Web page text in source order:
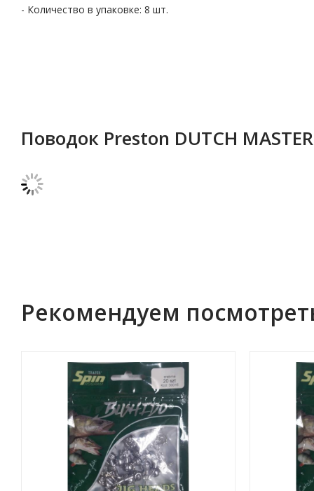
- Количество в упаковке: 8 шт.
Поводок Preston DUTCH
Рекомендуем